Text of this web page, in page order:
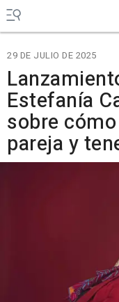
29 DE JULIO DE 2025
Estefanía
sobre
pareja y